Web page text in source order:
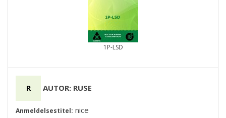
1P-LSD
R AUTOR: RUSE
Anmeldelsestitel: nice